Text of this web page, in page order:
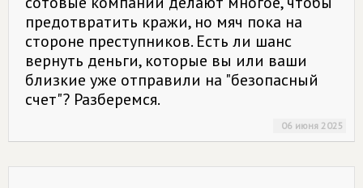
предотвратить кражи, но мяч пока на
стороне преступников. Есть ли шанс
вернуть деньги, которые вы или ваши
близкие уже отправили на "безопасный
счет"? Разберемся.
06 июня 2025